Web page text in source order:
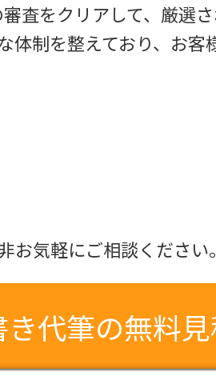
査をクリアして、厳選
体制を整えており、お客
お気軽にご相談ください。
代筆の無料見